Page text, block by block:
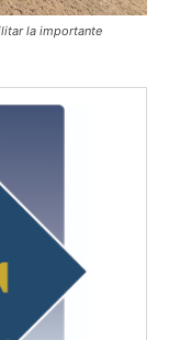
la importante